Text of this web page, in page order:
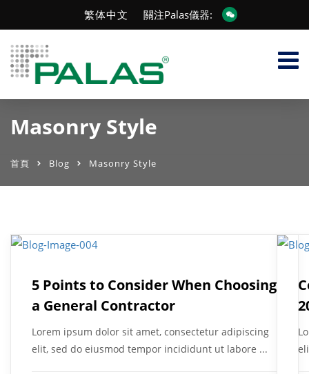
繁体中文 關注Palas儀器:
Masonry Style
首頁 Blog Masonry Style
5 Points to Consider When Choosing
a General Contractor
Lorem ipsum dolor sit amet, consectetur adipiscing
elit, sed do eiusmod tempor incididunt ut labore ...